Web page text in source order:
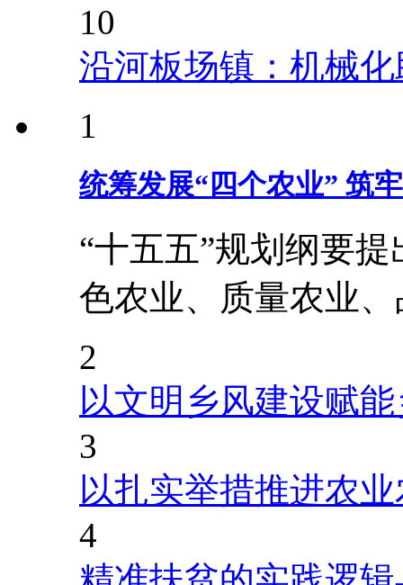
10
沿河板场镇：机械
1
统筹发展“四个农业” 筑
“十五五”规划纲要
色农业、质量农业
2
以文明乡风建设赋
3
以扎实举措推进农
4